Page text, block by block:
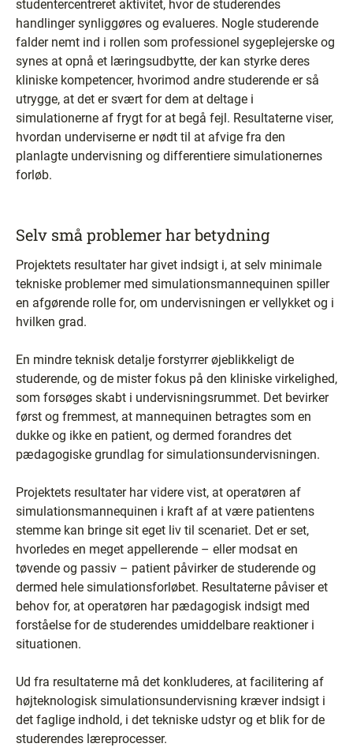
studentercentreret aktivitet, hvor de studerendes
handlinger synliggøres og evalueres. Nogle studerende
falder nemt ind i rollen som professionel sygeplejerske og
synes at opnå et læringsudbytte, der kan styrke deres
kliniske kompetencer, hvorimod andre studerende er så
utrygge, at det er svært for dem at deltage i
simulationerne af frygt for at begå fejl. Resultaterne viser,
hvordan underviserne er nødt til at afvige fra den
planlagte undervisning og differentiere simulationernes
forløb.
Selv små problemer har betydning
Projektets resultater har givet indsigt i, at selv minimale
tekniske problemer med simulationsmannequinen spiller
en afgørende rolle for, om undervisningen er vellykket og i
hvilken grad.
En mindre teknisk detalje forstyrrer øjeblikkeligt de
studerende, og de mister fokus på den kliniske virkelighed,
som forsøges skabt i undervisningsrummet. Det bevirker
først og fremmest, at mannequinen betragtes som en
dukke og ikke en patient, og dermed forandres det
pædagogiske grundlag for simulationsundervisningen.
Projektets resultater har videre vist, at operatøren af
simulationsmannequinen i kraft af at være patientens
stemme kan bringe sit eget liv til scenariet. Det er set,
hvorledes en meget appellerende – eller modsat en
tøvende og passiv – patient påvirker de studerende og
dermed hele simulationsforløbet. Resultaterne påviser et
behov for, at operatøren har pædagogisk indsigt med
forståelse for de studerendes umiddelbare reaktioner i
situationen.
Ud fra resultaterne må det konkluderes, at facilitering af
højteknologisk simulationsundervisning kræver indsigt i
det faglige indhold, i det tekniske udstyr og et blik for de
studerendes læreprocesser.